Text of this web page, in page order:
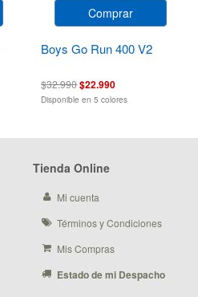
Comprar
Boys Go Run 400 V2
$32.990$22.990
Disponible en 5 colores
Tienda Online
Mi cuenta
Términos y Condiciones
Mis Compras
Estado de mi Despacho